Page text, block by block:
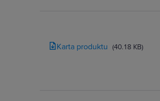
Karta produktu (40.18 KB)